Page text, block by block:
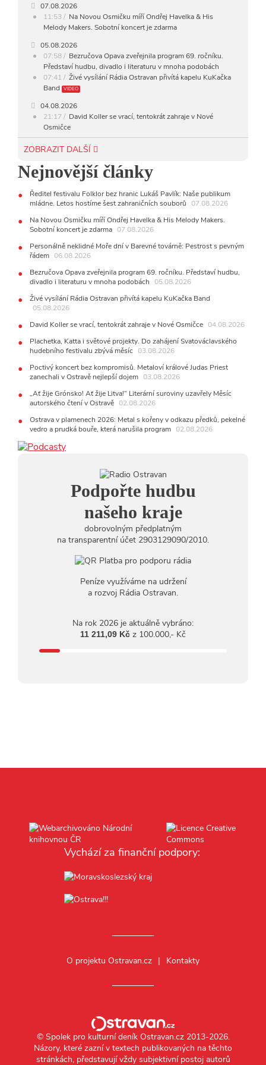
19:00 - 20:00 FOLK
20:00 - 23:00
23:00 - 00:00 POTICHU
07.08.2026
11:53
Na Novou Osmičku míří Ondřej Havelka & His
Melody Makers. Sobotní koncert je zdarma
05.08.2026
07:58
Bezručova Opava zveřejnila program 69. ročníku.
Představí hudbu, divadlo i literaturu v mnoha podobách
07:41
Živé vysílání Rádia Ostravan přivítá kapelu KuKačka
Band
VIDEO
04.08.2026
21:17
David Koller se vrací, tentokrát zahraje v Nové
Osmičce
03.08.2026
Svatováclavského hudebního festivalu zbývá měsíc
29.07.2026
11:00
Do Ostravy se vrací britští Modestep, vystoupí v
listopadu v klubu Barrák VIDEO
10:33
Úsměvné historky ze života ostravské kapely Verše:
Od zapomenutých baterek až po kuriózní krádež kláves
28.07.2026
jen několik desítek posledních vstupenek
27.07.2026
20:44
10:06
Ladná Čeladná nabídne Olympic, Langerovou i
Kirschner, návštěvníci nově zaplatí už jen pomocí čipů
24.07.2026
17:06
Zpěvačka Tanja vydala nové EP Plamen VIDEO
10:02
Kapela Midnight v Rádiu Ostravan: Od minulého
roku jsme upgradovali naši show
AUDIO
21.07.2026
20:09
Na Novou Osmičku míří Bára Zmeková Trio. Výrazná
osobnost české alternativní scény zahraje ve Frýdku-Místku
20.07.2026
Štěrkovna Open Music: Klubová scéna na festivalu
nabídne Krhuta i Beatles
ZOBRAZIT DALŠÍ
Nejnovější články
Ředitel festivalu Folklor bez hranic Lukáš Pavlík: Naše publikum
mládne. Letos hostíme šest zahraničních souborů 07.08.2026
Na Novou Osmičku míří Ondřej Havelka & His Melody Makers.
Sobotní koncert je zdarma 07.08.2026
Personálně neklidné Moře dní v Barevné továrně: Pestrost s pevným
řádem 06.08.2026
Bezručova Opava zveřejnila program 69. ročníku. Představí hudbu,
divadlo i literaturu v mnoha podobách 05.08.2026
Živé vysílání Rádia Ostravan přivítá kapelu KuKačka Band
05.08.2026
David Koller se vrací, tentokrát zahraje v Nové Osmičce 04.08.2026
Plachetka, Katta i světové projekty. Do zahájení Svatováclavského
hudebního festivalu zbývá měsíc 03.08.2026
Poctivý koncert bez kompromisů. Metaloví králové Judas Priest
zanechali v Ostravě nejlepší dojem 03.08.2026
„Ať žije Grónsko! Ať žije Litva!“ Literární suroviny uzavřely Měsíc
autorského čtení v Ostravě 02.08.2026
Ostrava v plamenech 2026: Metal s kořeny v odkazu předků, pekelné
vedro a prudká bouře, která narušila program 02.08.2026
Podpořte hudbu
našeho kraje
dobrovolným předplatným
na transparentní účet 2903129090/2010.
Peníze využíváme na udržení
a rozvoj Rádia Ostravan.
Na rok 2026 je aktuálně vybráno:
11 211,09 Kč z 100.000,- Kč
Vychází za finanční podpory:
O projektu Ostravan.cz Kontakty
© Spolek pro kulturní deník Ostravan.cz 2013-2026.
Názory, které zazní v textech publikovaných na těchto
stránkách, představují vždy subjektivní postoj autorů